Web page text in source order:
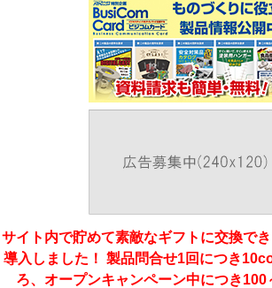
サイト内で貯めて素敵なギフトに交換で
導入しました！ 製品問合せ1回につき
ろ、オープンキャンペーン中につき